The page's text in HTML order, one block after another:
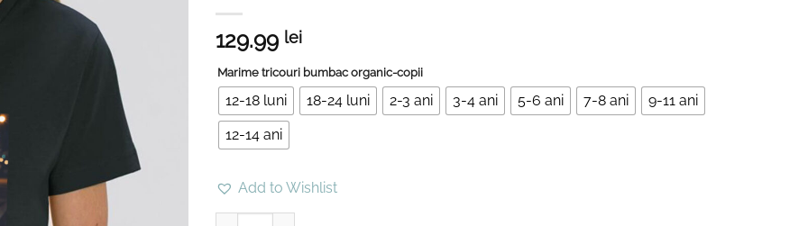
129.99 lei
Marime tricouri bumbac organic-copii
12-18 luni 18-24 luni 2-3 ani 3-4 ani 5-6 ani 7-8 ani
9-11 ani
12-14 ani
Add to Wishlist